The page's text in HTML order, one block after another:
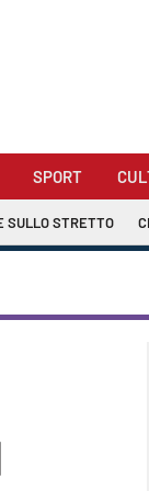
SPORT
SULLO STRETTO